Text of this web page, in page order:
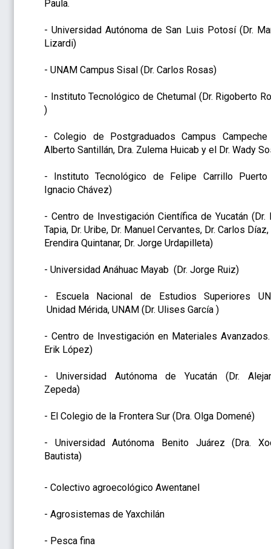
Paula.
- Universidad Autónoma de San Luis Potosí (Dr.
Lizardi)
​​​​​​​- UNAM Campus Sisal (Dr. Carlos Rosas)
- Instituto Tecnológico de Chetumal (Dr. Rigoberto
)
- Colegio de Postgraduados Campus Campeche
Alberto Santillán, Dra. Zulema Huicab y el Dr. Wady
- Instituto Tecnológico de Felipe Carrillo Puerto
Ignacio Chávez)
- Centro de Investigación Científica de Yucatán (Dr.
Tapia, Dr. Uribe, Dr. Manuel Cervantes, Dr. Carlos Díaz,
Erendira Quintanar, Dr. Jorge Urdapilleta)
- Universidad Anáhuac Mayab (Dr. Jorge Ruiz)
- Escuela Nacional de Estudios Superiores
Unidad Mérida, UNAM (Dr. Ulises García )
- Centro de Investigación en Materiales Avanzados.
Erik López)
- Universidad Autónoma de Yucatán (Dr.
Zepeda)
- El Colegio de la Frontera Sur (Dra. Olga Domené)
- Universidad Autónoma Benito Juárez (Dra.
Bautista)
- Colectivo agroecológico Awentanel
- Agrosistemas de Yaxchilán
- Pesca fina